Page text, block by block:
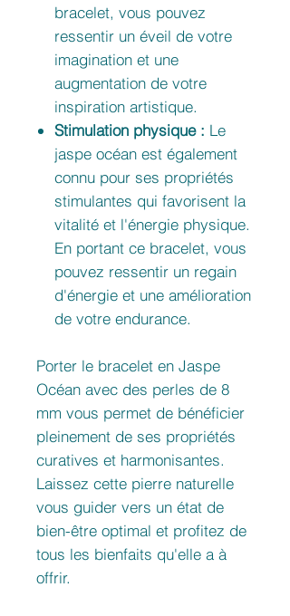
bracelet, vous pouvez
ressentir un éveil de votre
imagination et une
augmentation de votre
inspiration artistique.
Stimulation physique : Le
jaspe océan est également
connu pour ses propriétés
stimulantes qui favorisent la
vitalité et l'énergie physique.
En portant ce bracelet, vous
pouvez ressentir un regain
d'énergie et une amélioration
de votre endurance.
Porter le bracelet en Jaspe
Océan avec des perles de 8
mm vous permet de bénéficier
pleinement de ses propriétés
curatives et harmonisantes.
Laissez cette pierre naturelle
vous guider vers un état de
bien-être optimal et profitez de
tous les bienfaits qu'elle a à
offrir.